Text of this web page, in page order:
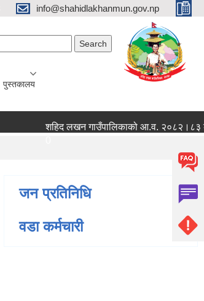
info@shahidlakhanmun.gov.np
पुस्तकालय
शहिद लखन गाउँपालिकाको आ.व. २०८२।८३ को
जन प्रतिनिधि
वडा कर्मचारी